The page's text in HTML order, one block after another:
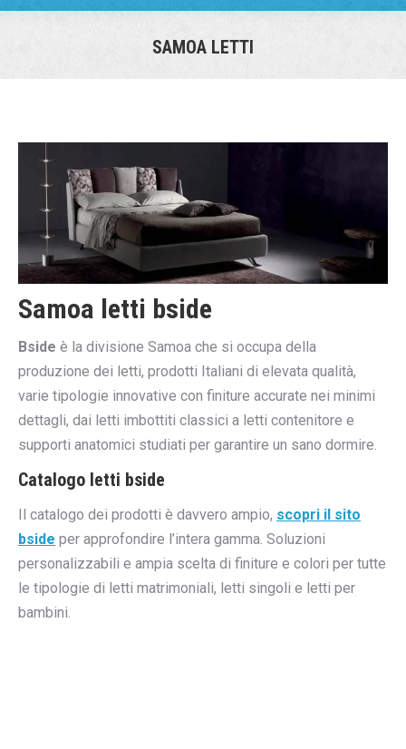
SAMOA LETTI
Samoa letti bside
Bside è la divisione Samoa che si occupa della
produzione dei letti, prodotti Italiani di elevata qualità,
varie tipologie innovative con finiture accurate nei minimi
dettagli, dai letti imbottiti classici a letti contenitore e
supporti anatomici studiati per garantire un sano dormire.
Catalogo letti bside
Il catalogo dei prodotti è davvero ampio, scopri il sito
bside per approfondire l’intera gamma. Soluzioni
personalizzabili e ampia scelta di finiture e colori per tutte
le tipologie di letti matrimoniali, letti singoli e letti per
bambini.